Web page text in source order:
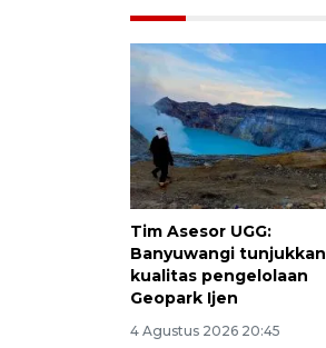
Tim Asesor UGG:
Banyuwangi tunjukkan
kualitas pengelolaan
Geopark Ijen
4 Agustus 2026 20:45